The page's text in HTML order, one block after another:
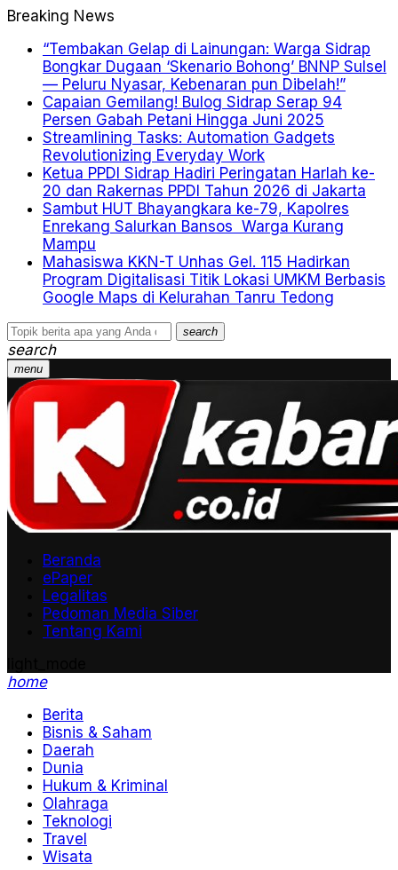
Breaking News
“Tembakan Gelap di Lainungan: Warga Sidrap
Bongkar Dugaan ‘Skenario Bohong’ BNNP Sulsel
— Peluru Nyasar, Kebenaran pun Dibelah!”
Capaian Gemilang! Bulog Sidrap Serap 94
Persen Gabah Petani Hingga Juni 2025
Streamlining Tasks: Automation Gadgets
Revolutionizing Everyday Work
Ketua PPDI Sidrap Hadiri Peringatan Harlah ke-
20 dan Rakernas PPDI Tahun 2026 di Jakarta
Sambut HUT Bhayangkara ke-79, Kapolres
Enrekang Salurkan Bansos Warga Kurang
Mampu
Mahasiswa KKN-T Unhas Gel. 115 Hadirkan
Program Digitalisasi Titik Lokasi UMKM Berbasis
Google Maps di Kelurahan Tanru Tedong
search
search
menu
Beranda
ePaper
Legalitas
Pedoman Media Siber
Tentang Kami
home
Berita
Bisnis & Saham
Daerah
Dunia
Hukum & Kriminal
Olahraga
Teknologi
Travel
Wisata